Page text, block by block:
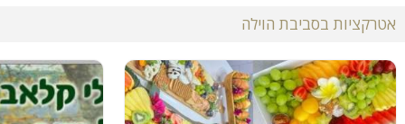
אטרקציות בסביבת הוילה